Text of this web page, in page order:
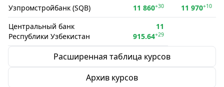
Узпромстройбанк (SQB) 11 860+30 11 970+10
Центральный банк
Республики Узбекистан
11
915.64+29
Расширенная таблица курсов
Архив курсов